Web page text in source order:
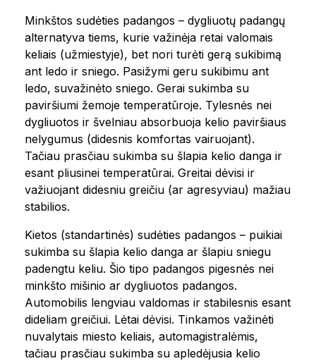
Minkštos sudėties padangos – dygliuotų padangų
alternatyva tiems, kurie važinėja retai valomais
keliais (užmiestyje), bet nori turėti gerą sukibimą
ant ledo ir sniego. Pasižymi geru sukibimu ant
ledo, suvažinėto sniego. Gerai sukimba su
paviršiumi žemoje temperatūroje. Tylesnės nei
dygliuotos ir švelniau absorbuoja kelio paviršiaus
nelygumus (didesnis komfortas vairuojant).
Tačiau prasčiau sukimba su šlapia kelio danga ir
esant pliusinei temperatūrai. Greitai dėvisi ir
važiuojant didesniu greičiu (ar agresyviau) mažiau
stabilios.
Kietos (standartinės) sudėties padangos – puikiai
sukimba su šlapia kelio danga ar šlapiu sniegu
padengtu keliu. Šio tipo padangos pigesnės nei
minkšto mišinio ar dygliuotos padangos.
Automobilis lengviau valdomas ir stabilesnis esant
dideliam greičiui. Lėtai dėvisi. Tinkamos važinėti
nuvalytais miesto keliais, automagistralėmis,
tačiau prasčiau sukimba su apledėjusia kelio